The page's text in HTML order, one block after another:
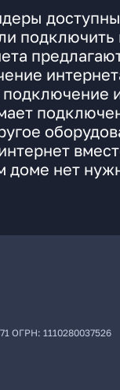
подключение
доме нет
ОГРН: 1110280037526